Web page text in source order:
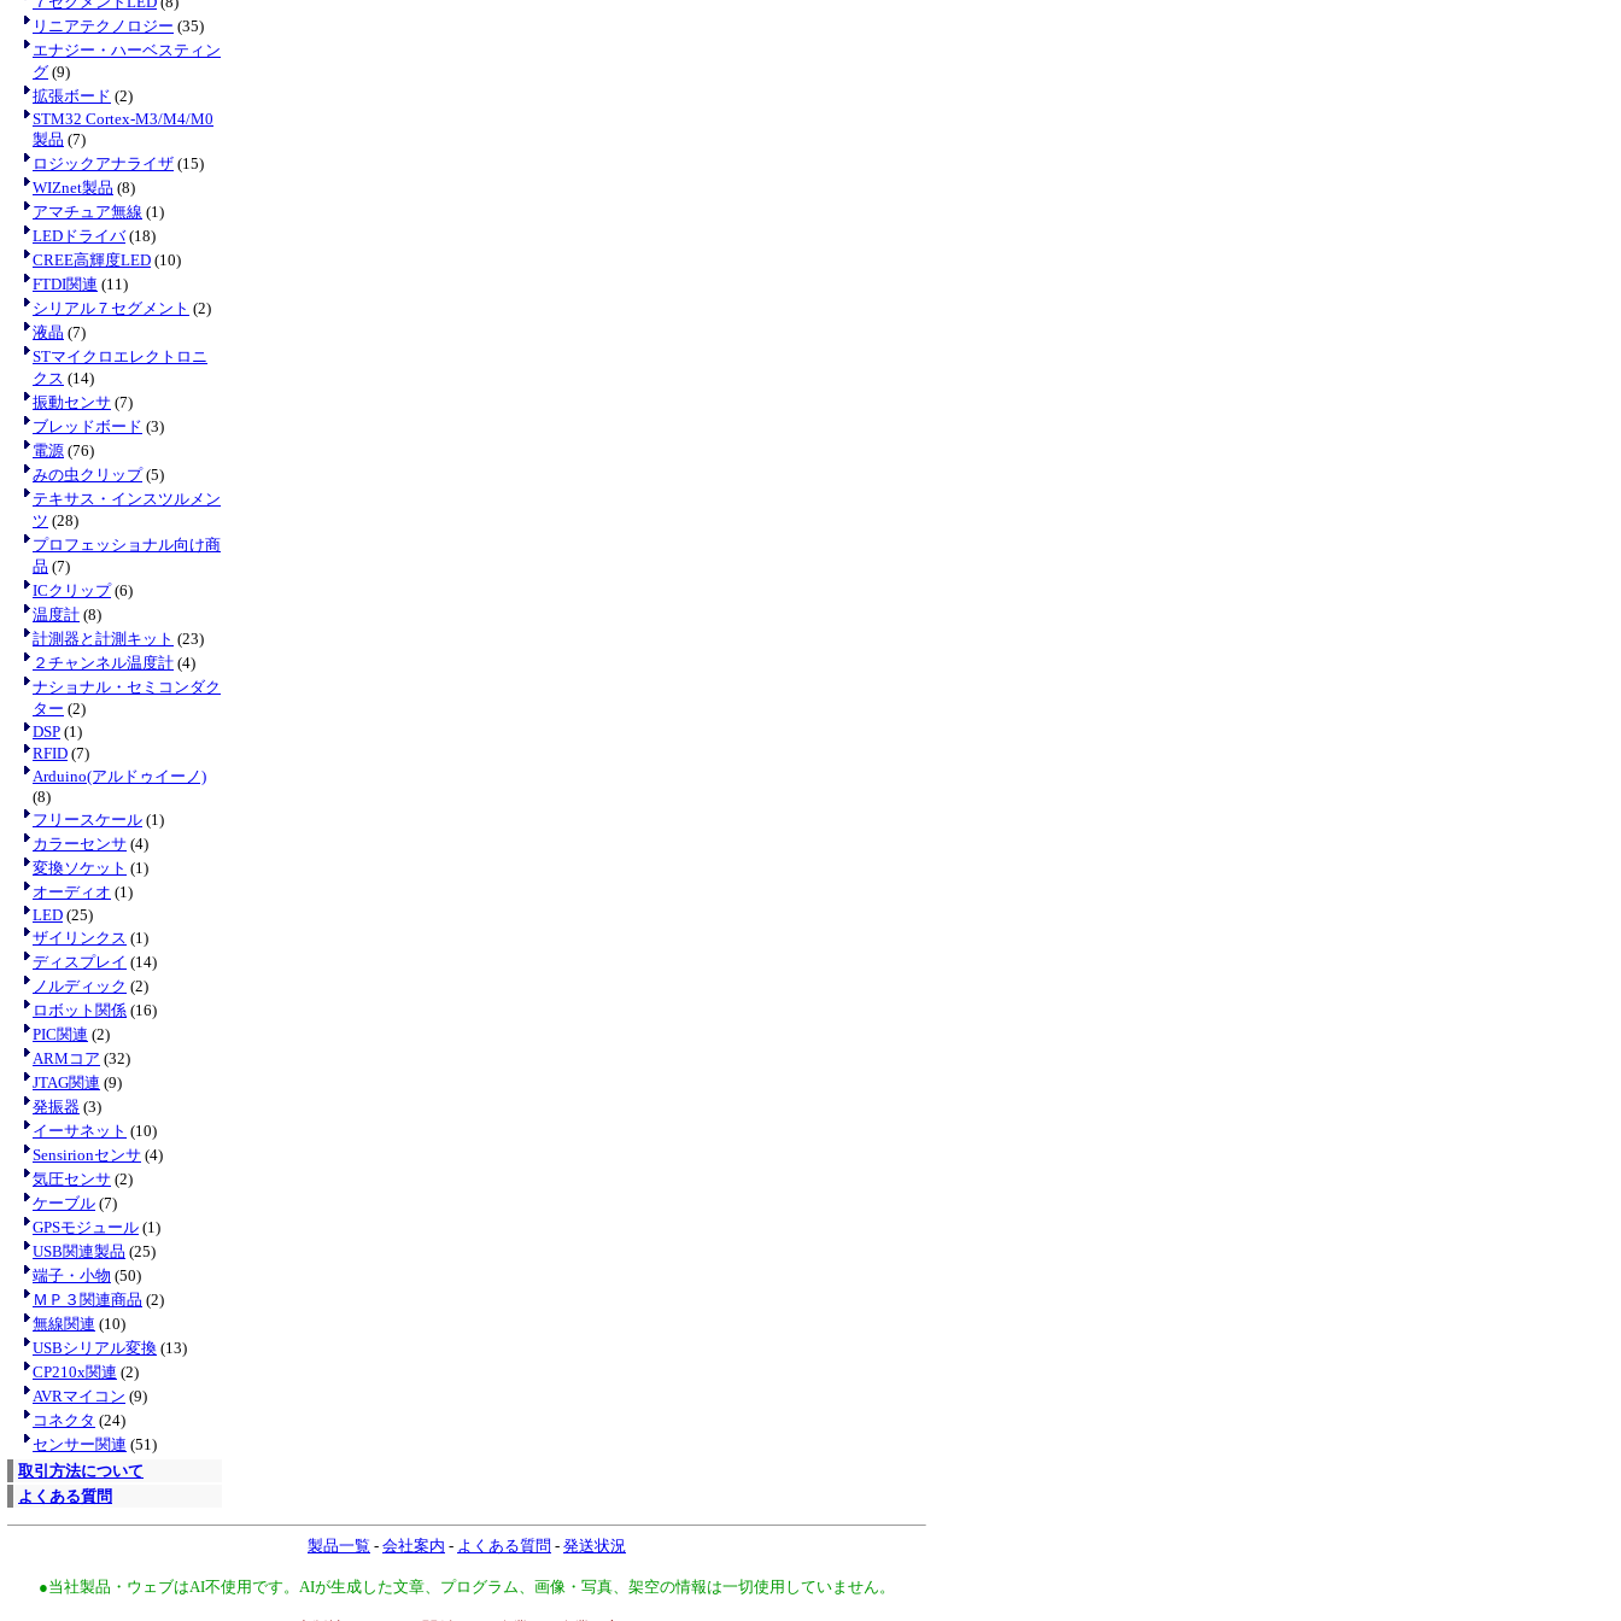
リニアテクノロジー (35)
エナジー・ハーベスティン
グ (9)
拡張ボード (2)
STM32 Cortex-M3/M4/M0
製品 (7)
ロジックアナライザ (15)
WIZnet製品 (8)
アマチュア無線 (1)
LEDドライバ(18)
CREE高輝度LED (10)
FTDI関連 (11)
シリアル７セグメント (2)
液晶 (7)
STマイクロエレクトロニ
クス (14)
振動センサ (7)
ブレッドボード (3)
電源 (76)
みの虫クリップ(5)
テキサス・インスツルメン
ツ (28)
プロフェッショナル向け商
品 (7)
ICクリップ(6)
温度計 (8)
計測器と計測キット (23)
２チャンネル温度計 (4)
ナショナル・セミコンダク
ター (2)
DSP (1)
RFID (7)
Arduino(アルドゥイーノ)
(8)
フリースケール (1)
カラーセンサ (4)
変換ソケット (1)
オーディオ (1)
LED (25)
ザイリンクス (1)
ディスプレイ (14)
ノルディック (2)
ロボット関係 (16)
PIC関連 (2)
ARMコア (32)
JTAG関連 (9)
発振器 (3)
イーサネット (10)
Sensirionセンサ (4)
気圧センサ (2)
ケーブル (7)
GPSモジュール (1)
USB関連製品 (25)
端子・小物 (50)
ＭＰ３関連商品 (2)
無線関連 (10)
USBシリアル変換 (13)
CP210x関連 (2)
AVRマイコン (9)
コネクタ (24)
センサー関連 (51)
取引方法について
よくある質問
製品一覧 - 会社案内 - よくある質問 - 発送状況
●当社製品・ウェブはAI不使用です。AIが生成した文章、プログラム、画像・写真、架空の情報は一切使用していません。